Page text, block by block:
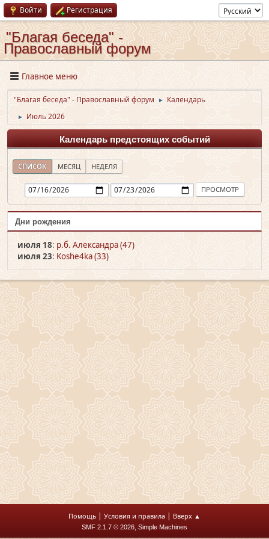
Войти Регистрация
"Благая беседа" -
Православный форум
Главное меню
"Благая беседа" - Православный форум ► Календарь
► Июль 2026
Календарь предстоящих событий
СПИСОК МЕСЯЦ НЕДЕЛЯ
Дни рождения
июля 18: р.б. Александра (47)
июля 23: Koshe4ka (33)
Помощь | Условия и правила | Вверх ▲
SMF 2.1.7 © 2026, Simple Machines